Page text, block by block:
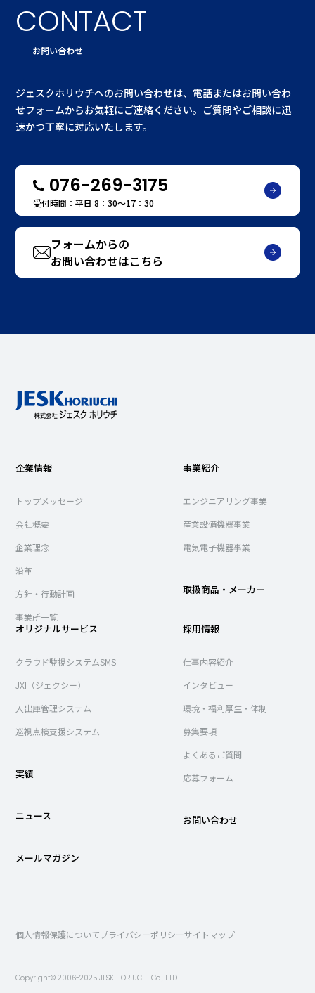
CONTACT
お問い合わせ
ジェスクホリウチへのお問い合わせは、電話またはお問い合わ
せフォームからお気軽にご連絡ください。ご質問やご相談に迅
速かつ丁寧に対応いたします。
076-269-3175
受付時間：平日 8：30〜17：30
フォームからの
お問い合わせはこちら
企業情報
トップメッセージ
会社概要
企業理念
沿革
方針・行動計画
事業所一覧
事業紹介
エンジニアリング事業
産業設備機器事業
電気電子機器事業
取扱商品・メーカー
オリジナルサービス
クラウド監視システムSMS
JXI（ジェクシー）
入出庫管理システム
巡視点検支援システム
実績
ニュース
メールマガジン
採用情報
仕事内容紹介
インタビュー
環境・福利厚生・体制
募集要項
よくあるご質問
応募フォーム
お問い合わせ
個人情報保護についてプライバシーポリシーサイトマップ
Copyright© 2006-2025 JESK HORIUCHI Co., LTD.